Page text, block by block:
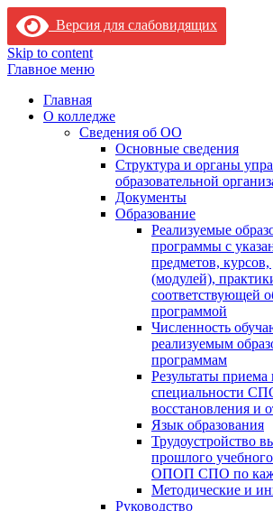
Версия для слабовидящих
Skip to content
Главное меню
Главная
О колледже
Сведения об ОО
Основные сведения
Структура и органы
образовательной
Документы
Образование
Реализуемые
программы с
предметов,
(модулей),
соответствующей
программой
Численность
реализуемым
программам
Результаты
специальности
восстановления и
Язык образования
Трудоустройство
прошлого
ОПОП СПО по
Методические и
Руководство